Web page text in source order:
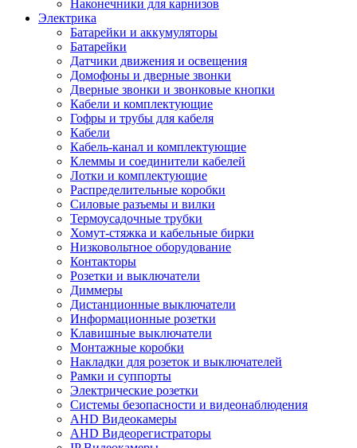
Наконечники для карнизов
Электрика
Батарейки и аккумуляторы
Батарейки
Датчики движения и освещения
Домофоны и дверные звонки
Дверные звонки и звонковые кнопки
Кабели и комплектующие
Гофры и трубы для кабеля
Кабели
Кабель-канал и комплектующие
Клеммы и соединители кабелей
Лотки и комплектующие
Распределительные коробки
Силовые разъемы и вилки
Термоусадочные трубки
Хомут-стяжка и кабельные бирки
Низковольтное оборудование
Контакторы
Розетки и выключатели
Диммеры
Дистанционные выключатели
Информационные розетки
Клавишные выключатели
Монтажные коробки
Накладки для розеток и выключателей
Рамки и суппорты
Электрические розетки
Системы безопасности и видеонаблюдения
AHD Видеокамеры
AHD Видеорегистраторы